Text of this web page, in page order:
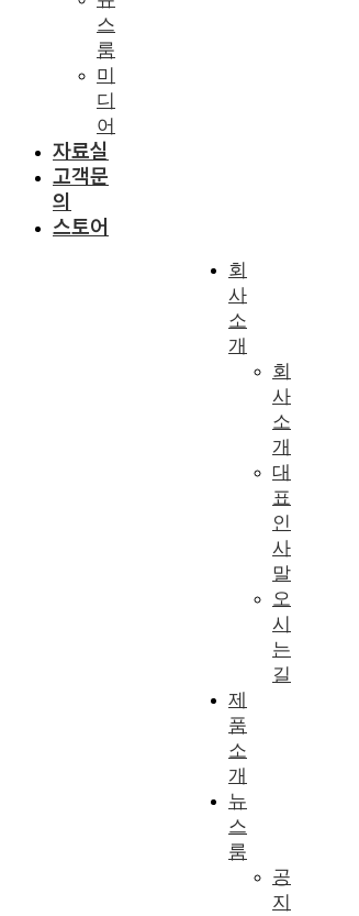
스
룸
미
디
어
자료실
고객문
의
스토어
회
사
소
개
회
사
소
개
대
표
인
사
말
오
시
는
길
제
품
소
개
뉴
스
룸
공
지